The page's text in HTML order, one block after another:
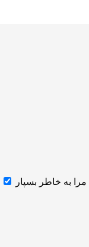
مرا به خاطر بسپار